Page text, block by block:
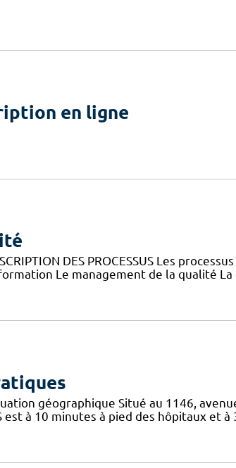
en ligne
DES PROCESSUS Les
Le management de la qualité
géographique Situé au 1146,
est à 10 minutes à pied des hôpitaux et